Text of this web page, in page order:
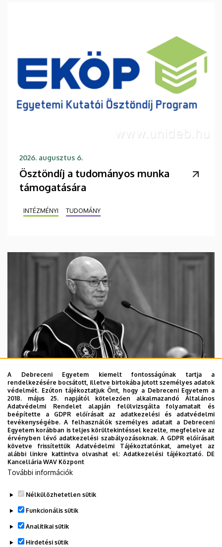
2026. augusztus 6.
Ösztöndíj a tudományos munka
támogatására
INTÉZMÉNYI TUDOMÁNY
2026. augusztus 5.
Díszdoktorát gyászolja a Debreceni
Egyetem
INTÉZMÉNYI TTK TUDOMÁNY
A Debreceni Egyetem kiemelt fontosságúnak tartja a
rendelkezésére bocsátott, illetve birtokába jutott személyes adatok
védelmét. Ezúton tájékoztatjuk Önt, hogy a Debreceni Egyetem a
2018. május 25. napjától kötelezően alkalmazandó Általános
Adatvédelmi Rendelet alapján felülvizsgálta folyamatait és
beépítette a GDPR előírásait az adatkezelési és adatvédelmi
tevékenységébe. A felhasználók személyes adatait a Debreceni
Egyetem korábban is teljes körültekintéssel kezelte, megfelelve az
érvényben lévő adatkezelési szabályozásoknak. A GDPR előírásait
követve frissítettük Adatvédelmi Tájékoztatónkat, amelyet az
alábbi linkre kattintva olvashat el:Adatkezelési tájékoztató. DE
Kancellária WAV Központ
További információk
Nélkülözhetetlen sütik
Funkcionális sütik
Analitikai sütik
Hirdetési sütik